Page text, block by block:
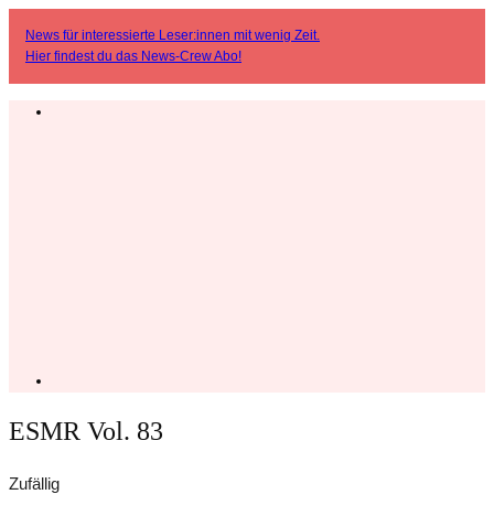
News für interessierte Leser:innen mit wenig Zeit.
Hier findest du das News-Crew Abo!
ESMR Vol. 83
Zufällig